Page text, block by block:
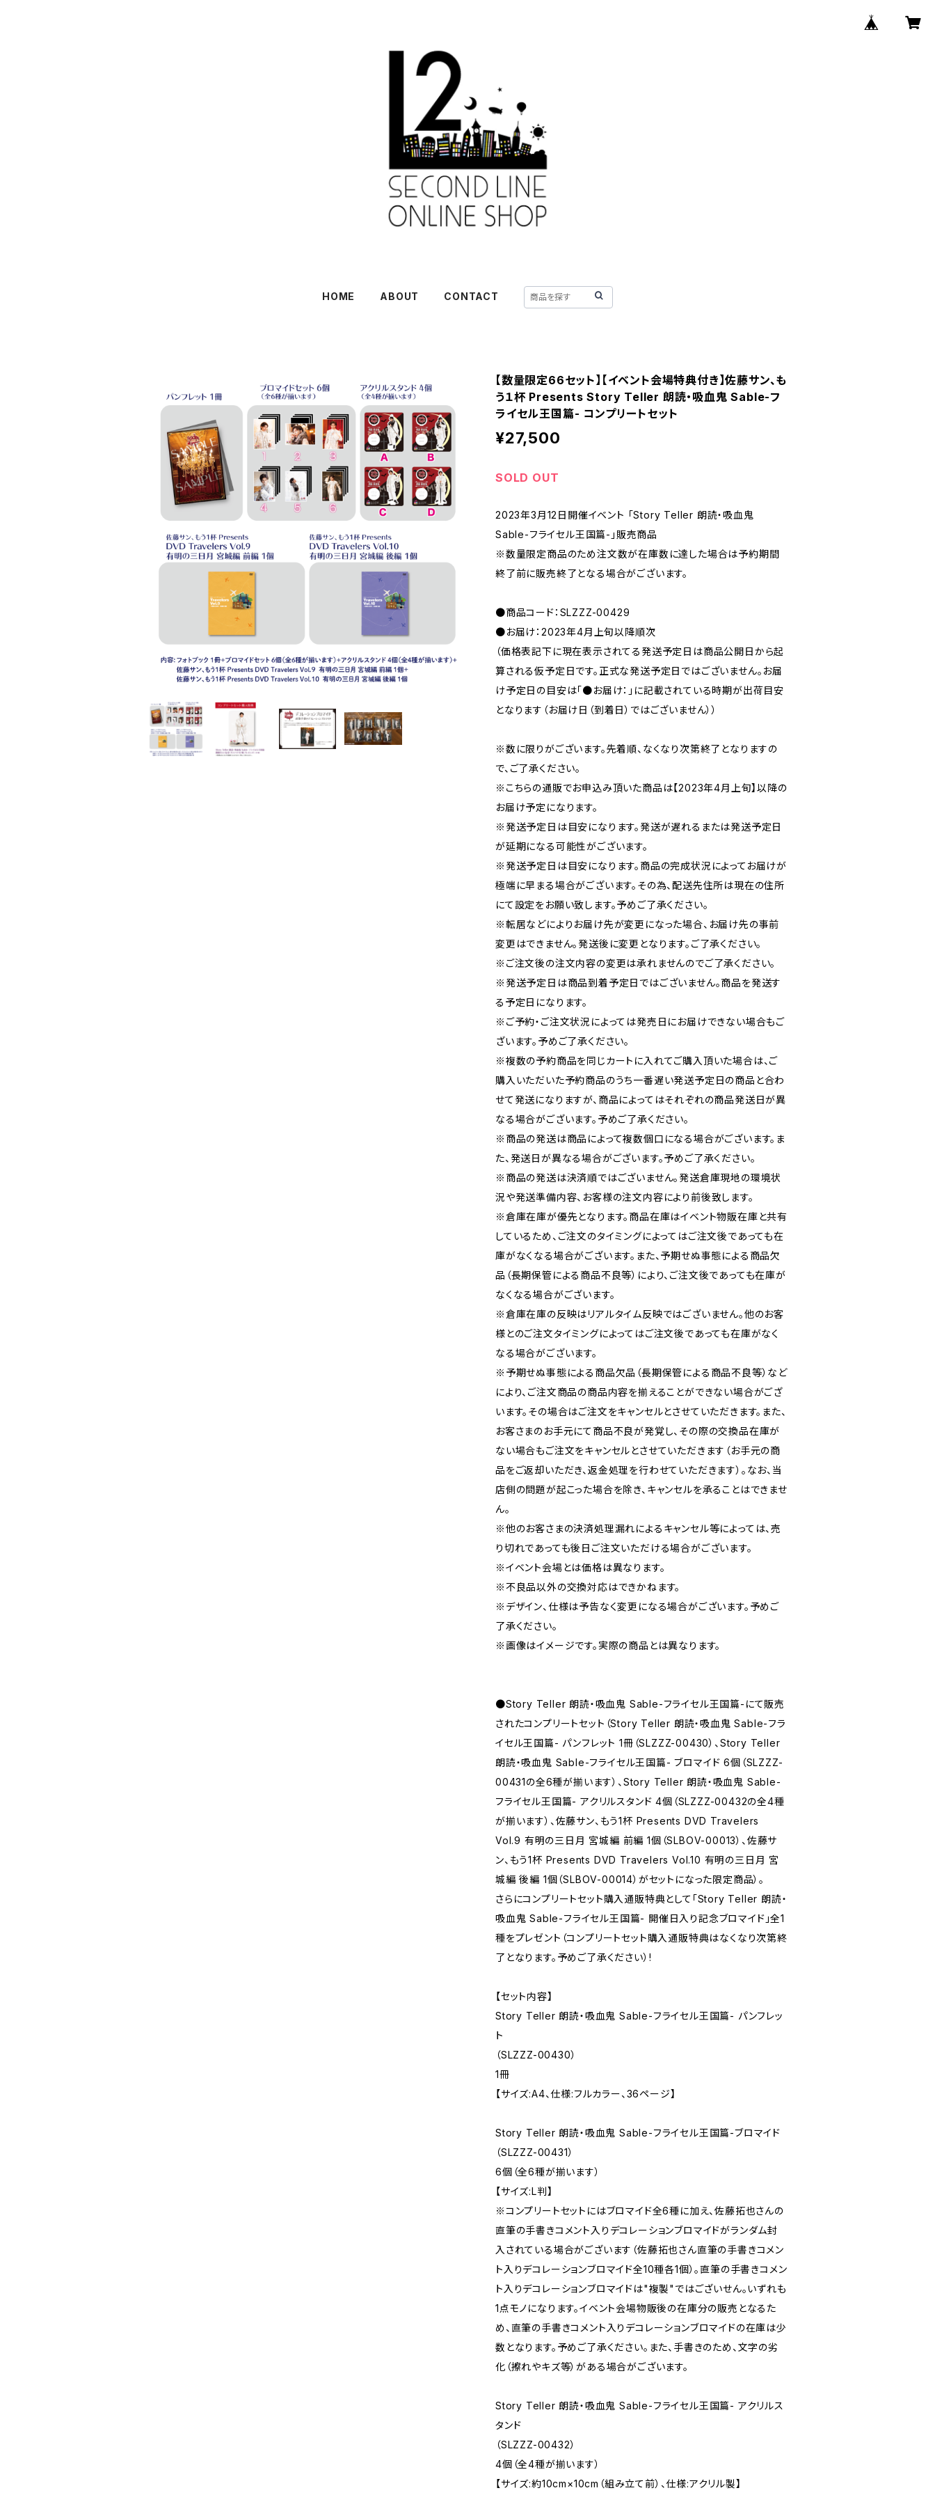
HOME ABOUT CONTACT
【数量限定66セット】【イベント会場特典付き】佐藤サン、も
う１杯 Presents Story Teller 朗読・吸血鬼 Sable-フ
ライセル王国篇- コンプリートセット
¥27,500
SOLD OUT
2023年3月12日開催イベント 「Story Teller 朗読・吸血鬼
Sable-フライセル王国篇-」販売商品
※数量限定商品のため注文数が在庫数に達した場合は予約期間
終了前に販売終了となる場合がございます。
●商品コード：SLZZZ-00429
●お届け：2023年4月上旬以降順次
（価格表記下に現在表示されてる発送予定日は商品公開日から起
算される仮予定日です。正式な発送予定日ではございません。お届
け予定日の目安は「●お届け：」に記載されている時期が出荷目安
となります（お届け日（到着日）ではございません））
※数に限りがございます。先着順、なくなり次第終了となりますの
で、ご了承ください。
※こちらの通販でお申込み頂いた商品は【2023年4月上旬】以降の
お届け予定になります。
※発送予定日は目安になります。発送が遅れるまたは発送予定日
が延期になる可能性がございます。
※発送予定日は目安になります。商品の完成状況によってお届けが
極端に早まる場合がございます。その為、配送先住所は現在の住所
にて設定をお願い致します。予めご了承ください。
※転居などによりお届け先が変更になった場合、お届け先の事前
変更はできません。発送後に変更となります。ご了承ください。
※ご注文後の注文内容の変更は承れませんのでご了承ください。
※発送予定日は商品到着予定日ではございません。商品を発送す
る予定日になります。
※ご予約・ご注文状況によっては発売日にお届けできない場合もご
ざいます。予めご了承ください。
※複数の予約商品を同じカートに入れてご購入頂いた場合は、ご
購入いただいた予約商品のうち一番遅い発送予定日の商品と合わ
せて発送になりますが、商品によってはそれぞれの商品発送日が異
なる場合がございます。予めご了承ください。
※商品の発送は商品によって複数個口になる場合がございます。ま
た、発送日が異なる場合がございます。予めご了承ください。
※商品の発送は決済順ではございません。発送倉庫現地の環境状
況や発送準備内容、お客様の注文内容により前後致します。
※倉庫在庫が優先となります。商品在庫はイベント物販在庫と共有
しているため、ご注文のタイミングによってはご注文後であっても在
庫がなくなる場合がございます。また、予期せぬ事態による商品欠
品（長期保管による商品不良等）により、ご注文後であっても在庫が
なくなる場合がございます。
※倉庫在庫の反映はリアルタイム反映ではございません。他のお客
様とのご注文タイミングによってはご注文後であっても在庫がなく
なる場合がございます。
※予期せぬ事態による商品欠品（長期保管による商品不良等）など
により、ご注文商品の商品内容を揃えることができない場合がござ
います。その場合はご注文をキャンセルとさせていただきます。また、
お客さまのお手元にて商品不良が発覚し、その際の交換品在庫が
ない場合もご注文をキャンセルとさせていただきます（お手元の商
品をご返却いただき、返金処理を行わせていただきます）。なお、当
店側の問題が起こった場合を除き、キャンセルを承ることはできませ
ん。
※他のお客さまの決済処理漏れによるキャンセル等によっては、売
り切れであっても後日ご注文いただける場合がございます。
※イベント会場とは価格は異なります。
※不良品以外の交換対応はできかねます。
※デザイン、仕様は予告なく変更になる場合がございます。予めご
了承ください。
※画像はイメージです。実際の商品とは異なります。
●Story Teller 朗読・吸血鬼 Sable-フライセル王国篇-にて販売
されたコンプリートセット（Story Teller 朗読・吸血鬼 Sable-フラ
イセル王国篇- パンフレット 1冊（SLZZZ-00430）、Story Teller
朗読・吸血鬼 Sable-フライセル王国篇- ブロマイド 6個（SLZZZ-
00431の全6種が揃います）、Story Teller 朗読・吸血鬼 Sable-
フライセル王国篇- アクリルスタンド 4個（SLZZZ-00432の全4種
が揃います）、佐藤サン、もう1杯 Presents DVD Travelers
Vol.9 有明の三日月 宮城編 前編 1個（SLBOV-00013）、佐藤サ
ン、もう1杯 Presents DVD Travelers Vol.10 有明の三日月 宮
城編 後編 1個（SLBOV-00014）がセットになった限定商品）。
さらにコンプリートセット購入通販特典として「Story Teller 朗読・
吸血鬼 Sable-フライセル王国篇- 開催日入り記念ブロマイド」全1
種をプレゼント（コンプリートセット購入通販特典はなくなり次第終
了となります。予めご了承ください）!
【セット内容】
Story Teller 朗読・吸血鬼 Sable-フライセル王国篇- パンフレッ
ト
（SLZZZ-00430）
1冊
【サイズ:A4、仕様:フルカラー、36ページ】
Story Teller 朗読・吸血鬼 Sable-フライセル王国篇-ブロマイド
（SLZZZ-00431）
6個（全6種が揃います）
【サイズ:L判】
※コンプリートセットにはブロマイド全6種に加え、佐藤拓也さんの
直筆の手書きコメント入りデコレーションブロマイドがランダム封
入されている場合がございます（佐藤拓也さん直筆の手書きコメン
ト入りデコレーションブロマイド全10種各1個）。直筆の手書きコメン
ト入りデコレーションブロマイドは"複製"ではございせん。いずれも
1点モノになります。イベント会場物販後の在庫分の販売となるた
め、直筆の手書きコメント入りデコレーションブロマイドの在庫は少
数となります。予めご了承ください。また、手書きのため、文字の劣
化（擦れやキズ等）がある場合がございます。
Story Teller 朗読・吸血鬼 Sable-フライセル王国篇- アクリルス
タンド
（SLZZZ-00432）
4個（全4種が揃います）
【サイズ:約10cm×10cm（組み立て前）、仕様:アクリル製】